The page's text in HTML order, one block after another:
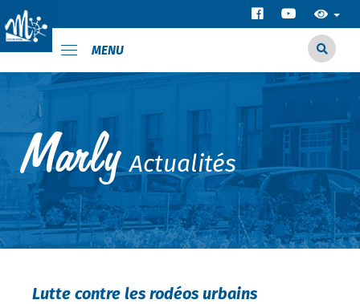
MENU
Actualités
Lutte contre les rodéos urbains